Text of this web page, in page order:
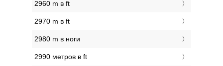
2960 m в ft
2970 m в ft
2980 m в ноги
2990 метров в ft